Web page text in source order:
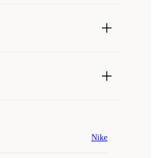
Nike